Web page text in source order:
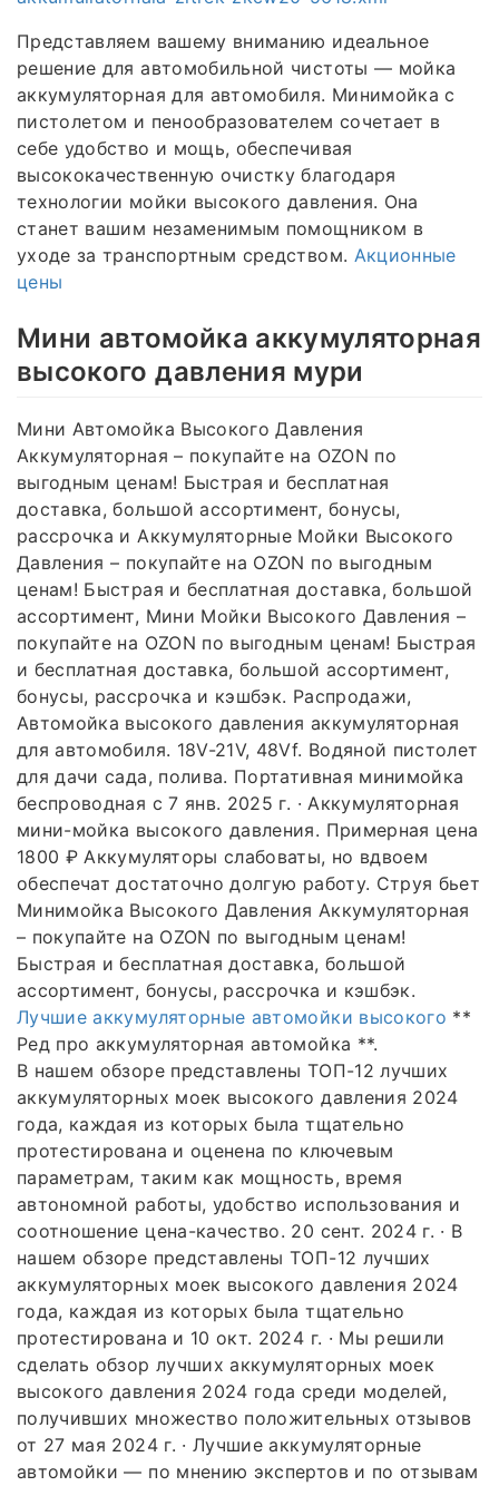
Представляем вашему вниманию идеальное
решение для автомобильной чистоты — мойка
аккумуляторная для автомобиля. Минимойка с
пистолетом и пенообразователем сочетает в
себе удобство и мощь, обеспечивая
высококачественную очистку благодаря
технологии мойки высокого давления. Она
станет вашим незаменимым помощником в
уходе за транспортным средством. Акционные
цены
Мини автомойка аккумуляторная
высокого давления мури
Мини Автомойка Высокого Давления
Аккумуляторная – покупайте на OZON по
выгодным ценам! Быстрая и бесплатная
доставка, большой ассортимент, бонусы,
рассрочка и Аккумуляторные Мойки Высокого
Давления – покупайте на OZON по выгодным
ценам! Быстрая и бесплатная доставка, большой
ассортимент, Мини Мойки Высокого Давления –
покупайте на OZON по выгодным ценам! Быстрая
и бесплатная доставка, большой ассортимент,
бонусы, рассрочка и кэшбэк. Распродажи,
Автомойка высокого давления аккумуляторная
для автомобиля. 18V-21V, 48Vf. Водяной пистолет
для дачи сада, полива. Портативная минимойка
беспроводная с 7 янв. 2025 г. · Аккумуляторная
мини-мойка высокого давления. Примерная цена
1800 ₽ Аккумуляторы слабоваты, но вдвоем
обеспечат достаточно долгую работу. Струя бьет
Минимойка Высокого Давления Аккумуляторная
– покупайте на OZON по выгодным ценам!
Быстрая и бесплатная доставка, большой
ассортимент, бонусы, рассрочка и кэшбэк.
Лучшие аккумуляторные автомойки высокого **
Ред про аккумуляторная автомойка **.
В нашем обзоре представлены ТОП-12 лучших
аккумуляторных моек высокого давления 2024
года, каждая из которых была тщательно
протестирована и оценена по ключевым
параметрам, таким как мощность, время
автономной работы, удобство использования и
соотношение цена-качество. 20 сент. 2024 г. · В
нашем обзоре представлены ТОП-12 лучших
аккумуляторных моек высокого давления 2024
года, каждая из которых была тщательно
протестирована и 10 окт. 2024 г. · Мы решили
сделать обзор лучших аккумуляторных моек
высокого давления 2024 года среди моделей,
получивших множество положительных отзывов
от 27 мая 2024 г. · Лучшие аккумуляторные
автомойки — по мнению экспертов и по отзывам